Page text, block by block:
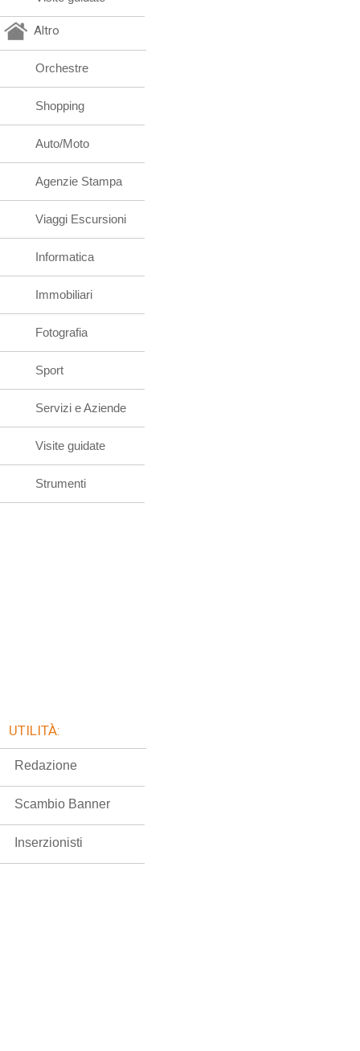
Altro
Orchestre
Shopping
Auto/Moto
Agenzie Stampa
Viaggi Escursioni
Informatica
Immobiliari
Fotografia
Sport
Servizi e Aziende
Visite guidate
Strumenti
UTILITÀ:
Redazione
Scambio Banner
Inserzionisti